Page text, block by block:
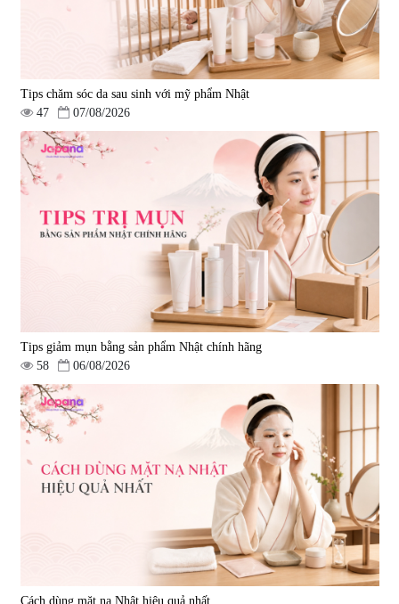
Tips chăm sóc da sau sinh với mỹ phẩm Nhật
47
07/08/2026
Tips giảm mụn bằng sản phẩm Nhật chính hãng
58
06/08/2026
Cách dùng mặt nạ Nhật hiệu quả nhất